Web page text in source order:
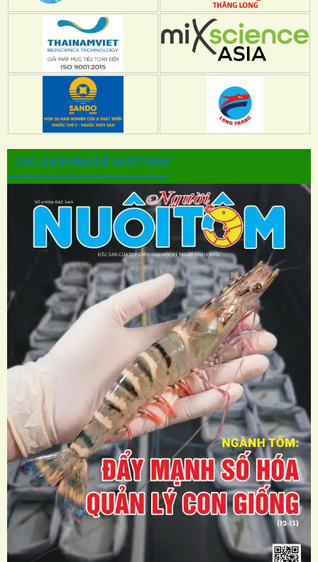
CÁC ẤN PHẨM ĐÃ XUẤT BẢN